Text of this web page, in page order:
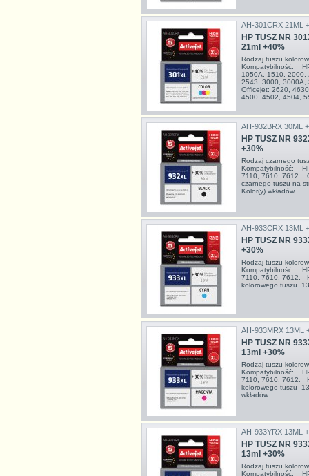
AH-301CRX 21ML
HP TUSZ NR
21ml +40%
Rodzaj tuszu
Kompatybilność:
1050A, 1510,
2543, 3000,
Officejet: 2620,
4500, 4502, 4504,
AH-932BRX 30ML
HP TUSZ NR
+30%
Rodzaj czarnego
Kompatybilność:
7110, 7610, 7612.
czarnego tuszu na
Kolor(y) wkładów...
AH-933CRX 13ML
HP TUSZ NR
+30%
Rodzaj tuszu
Kompatybilność:
7110, 7610, 7612.
kolorowego tuszu
AH-933MRX 13ML
HP TUSZ NR
13ml +30%
Rodzaj tuszu
Kompatybilność:
7110, 7610, 7612.
kolorowego tuszu
wkładów...
AH-933YRX 13ML
HP TUSZ NR
13ml +30%
Rodzaj tuszu
Kompatybilność: